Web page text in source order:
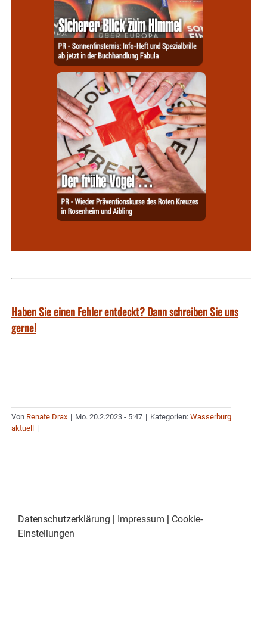
Haben Sie einen Fehler entdeckt? Dann schreiben Sie uns
gerne!
Von Renate Drax | Mo. 20.2.2023 - 5:47 | Kategorien: Wasserburg
aktuell
|
Datenschutzerklärung | Impressum | Cookie-
Einstellungen